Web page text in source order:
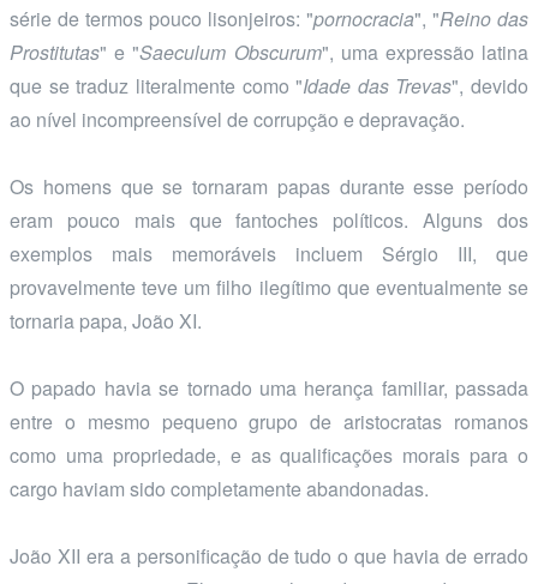
série de termos pouco lisonjeiros: "pornocracia", "Reino das
Prostitutas" e "Saeculum Obscurum", uma expressão latina
que se traduz literalmente como "Idade das Trevas", devido
ao nível incompreensível de corrupção e depravação.
Os homens que se tornaram papas durante esse período
eram pouco mais que fantoches políticos. Alguns dos
exemplos mais memoráveis incluem Sérgio III, que
provavelmente teve um filho ilegítimo que eventualmente se
tornaria papa, João XI.
O papado havia se tornado uma herança familiar, passada
entre o mesmo pequeno grupo de aristocratas romanos
como uma propriedade, e as qualificações morais para o
cargo haviam sido completamente abandonadas.
João XII era a personificação de tudo o que havia de errado